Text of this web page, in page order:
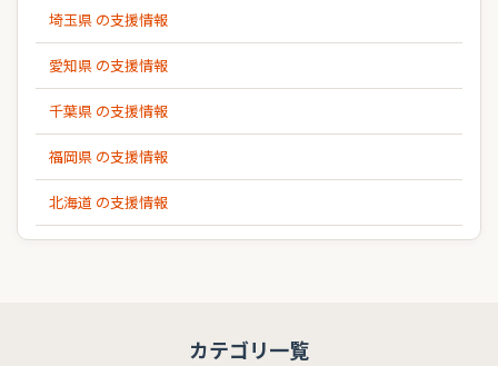
埼玉県 の支援情報
愛知県 の支援情報
千葉県 の支援情報
福岡県 の支援情報
北海道 の支援情報
カテゴリ一覧